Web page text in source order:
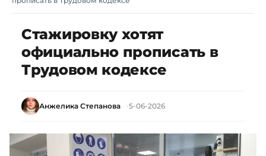
Стажировку хотят
официально прописать в
Трудовом кодексе
Анжелика Степанова 5-06-2026